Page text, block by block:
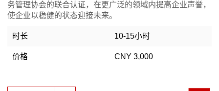
务管理协会的联合认证，在更广泛的领域内提高企业声誉，
使企业以稳健的状态迎接未来。
时长 10-15小时
价格 CNY 3,000